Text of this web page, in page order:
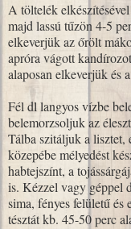
A töltelék
majd lassú tűzön 4-5
elkeverjük az őrölt
apróra vágott
alaposan elkeverjük és
Fél dl langyos vízbe
belemorzsoljuk az
Tálba szitáljuk a
közepébe mélyedést
habtejszínt, a
is. Kézzel vagy géppel
sima, fényes felületű
tésztát kb. 45-50 perc